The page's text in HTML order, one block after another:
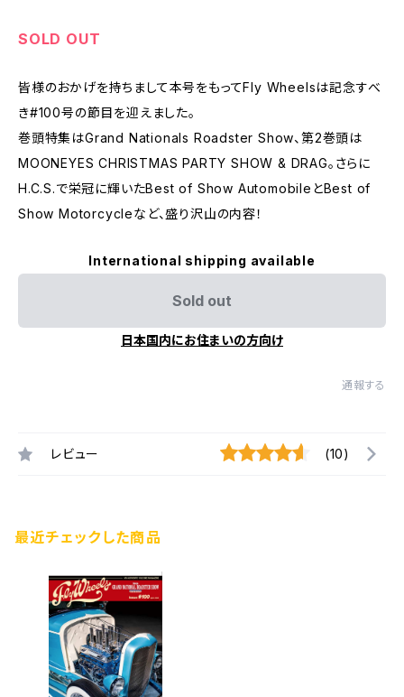
SOLD OUT
皆様のおかげを持ちまして本号をもってFly Wheelsは記念すべ
き#100号の節目を迎えました。
巻頭特集はGrand Nationals Roadster Show、第2巻頭は
MOONEYES CHRISTMAS PARTY SHOW & DRAG。さらに
H.C.S.で栄冠に輝いたBest of Show AutomobileとBest of
Show Motorcycleなど、盛り沢山の内容！
International shipping available
Sold out
日本国内にお住まいの方向け
通報する
レビュー (10)
最近チェックした商品